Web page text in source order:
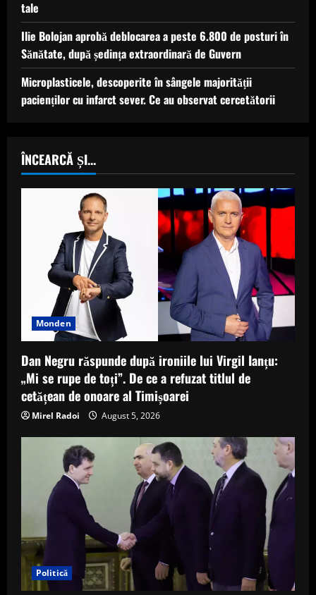
tale
Ilie Bolojan aprobă deblocarea a peste 6.800 de posturi în
Sănătate, după ședința extraordinară de Guvern
Microplasticele, descoperite în sângele majorității
pacienților cu infarct sever. Ce au observat cercetătorii
ÎNCEARCĂ ȘI...
Monden
Dan Negru răspunde după ironiile lui Virgil Ianțu:
„Mi se rupe de toți”. De ce a refuzat titlul de
cetățean de onoare al Timișoarei
Mirel Radoi August 5, 2026
Politică